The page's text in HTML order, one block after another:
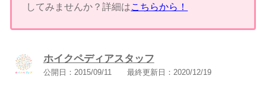
してみませんか？詳細はこちらから！
ホイクペディアスタッフ
公開日： 2015/09/11 最終更新日： 2020/12/19